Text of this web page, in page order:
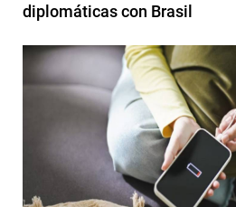
diplomáticas con Brasil